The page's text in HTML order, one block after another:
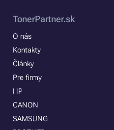
TonerPartner.sk
O nás
Kontakty
Články
Pre firmy
HP
CANON
SAMSUNG